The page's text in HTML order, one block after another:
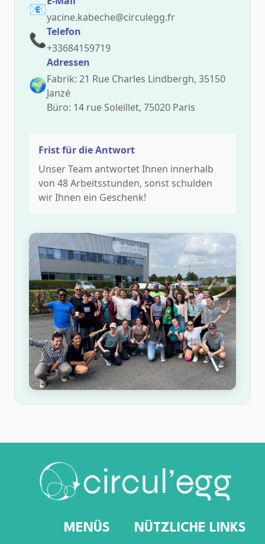
📧yacine.kabeche@circulegg.fr
📞Telefon
+33684159719
🌍
Adressen
Fabrik: 21 Rue Charles Lindbergh, 35150
Janzé
Büro: 14 rue Soleillet, 75020 Paris
Frist für die Antwort
Unser Team antwortet Ihnen innerhalb
von 48 Arbeitsstunden, sonst schulden
wir Ihnen ein Geschenk!
MENÜS NÜTZLICHE LINKS